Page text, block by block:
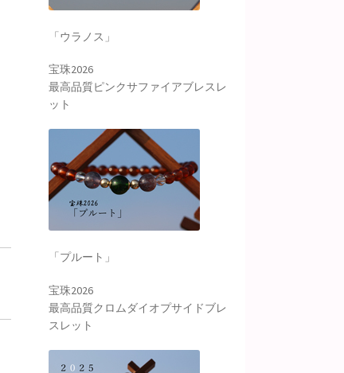
「ウラノス」
宝珠2026
最高品質ピンクサファイアブレスレ
ット
「プルート」
宝珠2026
最高品質クロムダイオプサイドブレ
スレット